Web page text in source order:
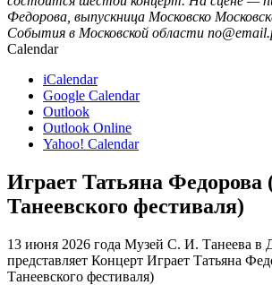
Федорова, выпускница Московско
События в Московской области
Calendar
iCalendar
Google Calendar
Outlook
Outlook Online
Yahoo! Calendar
Играет Татьяна Федорова
Танеевского фестиваля)
13 июня 2026 года Музей С. И. Танеева в
представляет Концерт Играет Татьяна
Танеевского фестиваля)